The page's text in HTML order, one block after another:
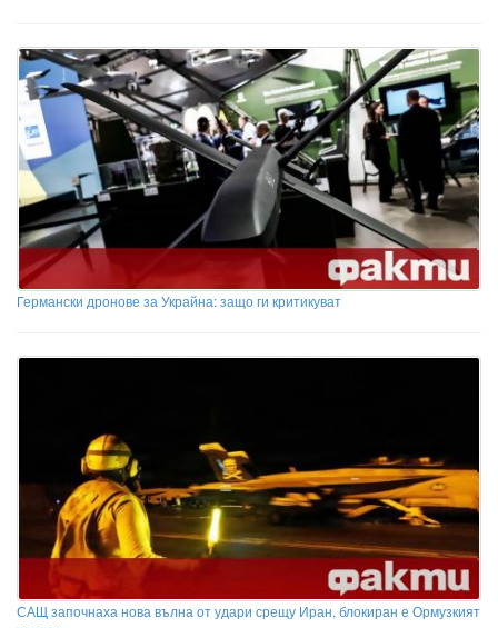
Германски дронове за Украйна: защо ги критикуват
САЩ започнаха нова вълна от удари срещу Иран, блокиран е Ормузкият